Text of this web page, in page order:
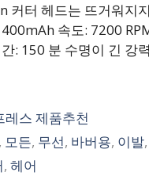
커터 헤드는 뜨거워지
속도: 7200
: 150 분 수명이 긴 강
레스 제품추천
, 모든, 무선, 바버용, 이발,
, 헤어